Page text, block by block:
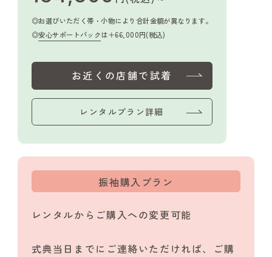
お選びいただく帯・小物により合計金額が異なります。
安心サポートパックは＋66,000円(税込)
お近くの店舗で試着
レンタルプラン詳細
振袖購入プラン
レンタルからご購入への変更可能
式典当日までにご連絡いただければ、ご購